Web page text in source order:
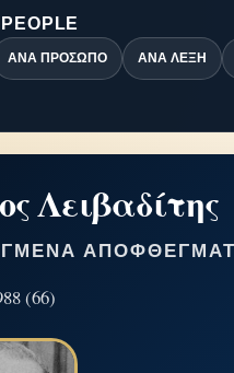
ΑΝΆ ΠΡΌΣΩΠΟ ΑΝΆ ΛΈΞΗ
Λειβαδίτης
(66)